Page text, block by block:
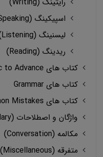
اسپیکینگ (Speaking)
لیسنینگ (Listening)
ریدینگ (Reading)
کتاب های Basic to Advance
کتاب های Grammar
کتاب های Common Mistakes
واژگان و اصطلاحات (Vocabulary)
مکالمه (Conversation)
متفرقه (Miscellaneous)